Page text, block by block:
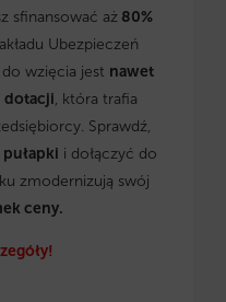
sfinansować aż80%
Ubezpieczeń
wzięcia jest nawet
dotacji, która trafia
Sprawdź,
i dołączyć do
zmodernizują swój
ceny.